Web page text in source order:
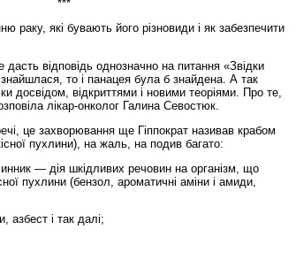
***
раку, які бувають його різновиди і як забезпечити
відповідь однозначно на питання «Звідки
то і панацея була б знайдена. А так
досвідом, від­криттями і новими теоріями. Про те,
лікар-онколог Галина Севостюк.
це захворювання ще Гіппократ називав крабом
пухлини), на жаль, на подив багато:
— дія шкідливих речовин на організм, що
пухлини (бензол, ароматичні аміни і амиди,
азбест і так далі;